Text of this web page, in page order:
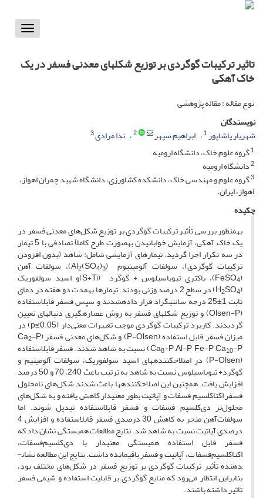
Toggle
تاثیر ترکیبات گوگردی بر توزیع شکلهای معدنی فسفر در یک
خاک آهکی
نوع مقاله : مقاله پژوهشی
نویسندگان
شهریار پاشاپور1 ابراهیم سپهر 2 ندا مرادی3
1گروه علوم خاک، دانشگاه ارومیه
2دانشگاه ارومیه
3گروه علوم و مهندسی خاک، دانشکده کشاورزی، دانشگاه شهید چمران اهواز،
اهواز، ایران.
چکیده
به­منظور بررسی تأثیر ترکیبات گوگردی بر توزیع شکل‌های معدنی فسفر در
یک خاک آهکی، آزمایش خوابانیدن به­صورت طرح کاملاً تصادفی با 5 تیمار
در سه تکرار اجرا گردید. تیمارهای آزمایشی شامل: شاهد (بدون افزودن
ترکیبات گوگردی)، سولفات آلومینیوم (Al 2(SO4)3 )، سولفات آهن
(FeSO
4 )، باکتری تیوباسیلوس + گوگرد (S+Ti)و اسید سولفوریک
(H
2SO4 ) در سطح 2 درصد وزنی بودند. تیمارها به­مدت دو هفته در دمای
ثابت 1±25 درجه سانتی­گراد قرار داده­شدند و سپس فسفر قابل­استفاده
(Olsen-P) و توزیع شکل­های فسفر به روش عصاره­گیری دنباله­ای تعیین
گردیدند. کاربرد ترکیبات گوگردی موجب تغییرات معنی‌دار (p≤0.05) در
میزان فسفر قابل استفاده (P-Olsen) و شکل‌های معدنی فسفر (Ca 2-P
,Ca8-P ,Al-P ,Fe-P ,Ca10 -P) نسبت به شاهد شدند. فسفر قابل­استفاده
(P-Olsen) در اصلاح­کننده­های اسید سولفوریک، سولفات ‌آلومینیم و
گوگرد+ تیوباسیلوس نسبت به شاهد به ترتیب باعث 240، 70 و 50 درصد
افزایش یافت. همچنین این اصلاح­کننده­ها باعث شدند شکل‌های نامحلول
فسفر اکتاکلسیم فسفات و آپاتیت بطور معنی­دار کاهش یافته و به شکل‌های
محلول‌تر دی‌کلسیم فسفات و فسفر قابل­استفاده تبدیل شوند. اما
سولفات‌آهن منجر به کاهش 30 درصدی فسفر قابل­استفاده و افزایش 4
درصدی آپاتیت نسبت به شاهد شد. نتایج مطالعات همبستگی نشان داد که
فسفر قابل استفاده همبستگی معنی­دار با دی‌کلسیم‌فسفات،
اکتاکلسیم‌فسفات، آپاتیت و فسفر باقیمانده داشت. نتایج این مطالعه نشان­
دهنده تأثیر ترکیبات گوگردی بر توزیع فسفر در شکل‌های مختلف بود،
بنابراین انتظار می‌رود که منابع گوگردی بر قابلیت استفاده و شیمی فسفر
تاثیر داشته باشند.